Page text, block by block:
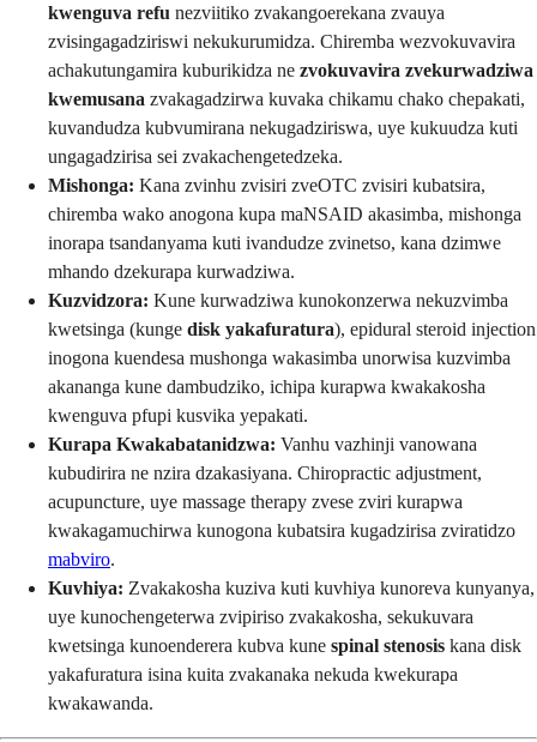
kwenguva refu nezviitiko zvakangoerekana zvauya
zvisingagadziriswi nekukurumidza. Chiremba wezvokuvavira
achakutungamira kuburikidza ne zvokuvavira zvekurwadziwa
kwemusana zvakagadzirwa kuvaka chikamu chako chepakati,
kuvandudza kubvumirana nekugadziriswa, uye kukuudza kuti
ungagadzirisa sei zvakachengetedzeka.
Mishonga: Kana zvinhu zvisiri zveOTC zvisiri kubatsira,
chiremba wako anogona kupa maNSAID akasimba, mishonga
inorapa tsandanyama kuti ivandudze zvinetso, kana dzimwe
mhando dzekurapa kurwadziwa.
Kuzvidzora: Kune kurwadziwa kunokonzerwa nekuzvimba
kwetsinga (kunge disk yakafuratura), epidural steroid injection
inogona kuendesa mushonga wakasimba unorwisa kuzvimba
akananga kune dambudziko, ichipa kurapwa kwakakosha
kwenguva pfupi kusvika yepakati.
Kurapa Kwakabatanidzwa: Vanhu vazhinji vanowana
kubudirira ne nzira dzakasiyana. Chiropractic adjustment,
acupuncture, uye massage therapy zvese zviri kurapwa
kwakagamuchirwa kunogona kubatsira kugadzirisa zviratidzo
mabviro.
Kuvhiya: Zvakakosha kuziva kuti kuvhiya kunoreva kunyanya,
uye kunochengeterwa zvipiriso zvakakosha, sekukuvara
kwetsinga kunoenderera kubva kune spinal stenosis kana disk
yakafuratura isina kuita zvakanaka nekuda kwekurapa
kwakawanda.